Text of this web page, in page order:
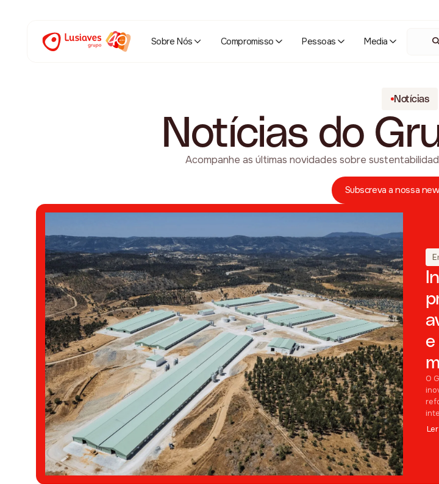
Sobre Nós Compromisso Pessoas Media
Notícias
Notícias do
Acompanhe as últimas novidades sobre
Subscreva a nossa
e
O